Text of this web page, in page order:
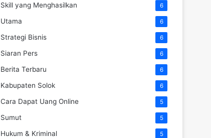
Skill yang Menghasilkan 6
Utama 6
Strategi Bisnis 6
Siaran Pers 6
Berita Terbaru 6
Kabupaten Solok 6
Cara Dapat Uang Online 5
Sumut 5
Hukum & Kriminal 5